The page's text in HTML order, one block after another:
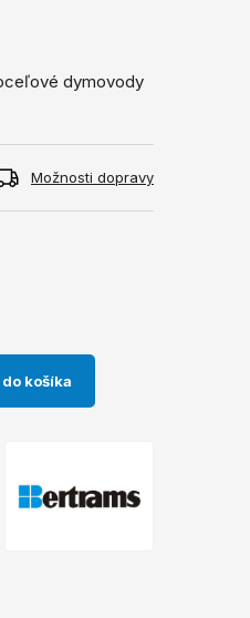
dymovody
Možnosti dopravy
košíka